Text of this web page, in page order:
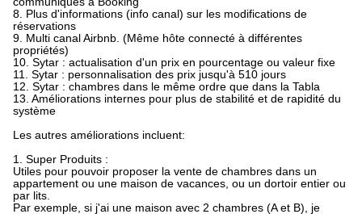
8. Plus d'informations (info canal) sur les modifications de
réservations
9. Multi canal Airbnb. (Même hôte connecté à différentes
propriétés)
10. Sytar : actualisation d'un prix en pourcentage ou valeur fixe
11. Sytar : personnalisation des prix jusqu'à 510 jours
12. Sytar : chambres dans le même ordre que dans la Tabla
13. Améliorations internes pour plus de stabilité et de rapidité du
système
Les autres améliorations incluent:
1. Super Produits :
Utiles pour pouvoir proposer la vente de chambres dans un
appartement ou une maison de vacances, ou un dortoir entier ou
par lits.
Par exemple, si j'ai une maison avec 2 chambres (A et B), je